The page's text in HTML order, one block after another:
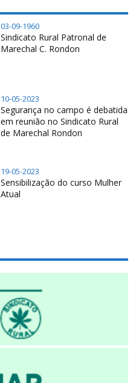
03-09-1960
Sindicato Rural Patronal de
Marechal C. Rondon
10-05-2023
Segurança no campo é debatida
em reunião no Sindicato Rural
de Marechal Rondon
19-05-2023
Sensibilização do curso Mulher
Atual